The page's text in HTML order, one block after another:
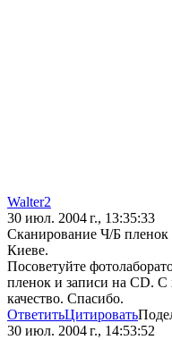
Walter2
30 июл. 2004 г., 13:35:33
Сканирование Ч/Б пленок
Киеве.
Посоветуйте
пленок и записи на CD.
качество. Спасибо.
ОтветитьЦитировать
30 июл. 2004 г., 14:53:52